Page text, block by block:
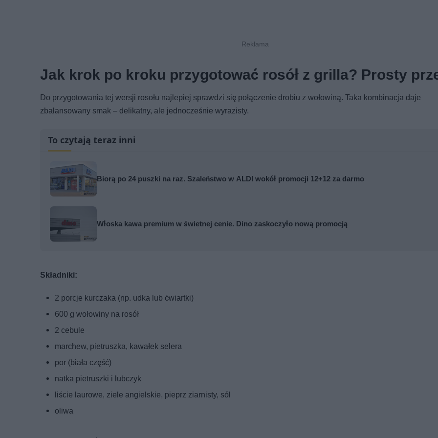
Jak krok po kroku przygotować rosół z grilla? Prosty
Do przygotowania tej wersji rosołu najlepiej sprawdzi się połączenie drobiu z wołowiną. Taka kombinacja daje
zbalansowany smak – delikatny, ale jednocześnie wyrazisty.
To czytają teraz inni
Biorą po 24 puszki na raz. Szaleństwo w ALDI wokół promocji 12+12 za darmo
Włoska kawa premium w świetnej cenie. Dino zaskoczyło nową promocją
Składniki:
2 porcje kurczaka (np. udka lub ćwiartki)
600 g wołowiny na rosół
2 cebule
marchew, pietruszka, kawałek selera
por (biała część)
natka pietruszki i lubczyk
liście laurowe, ziele angielskie, pieprz ziarnisty, sól
oliwa